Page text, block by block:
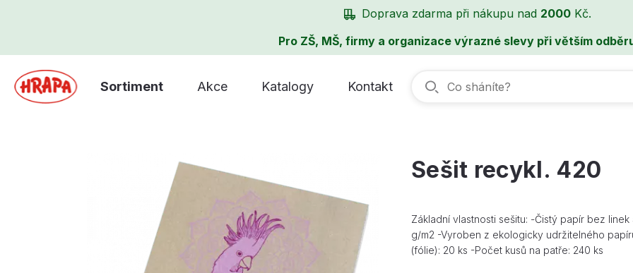
Doprava zdarma při nákupu nad 2000 Kč.
Pro ZŠ, MŠ, firmy a organizace výrazné slevy při větším
Sortiment Akce Katalogy Kontakt
Sešit recykl. 420
Základní vlastnosti sešitu: -Čistý papír bez
g/m2 -Vyroben z ekologicky udržitelného
(fólie): 20 ks -Počet kusů na patře: 240 ks